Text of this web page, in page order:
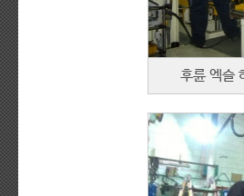
후륜 엑슬